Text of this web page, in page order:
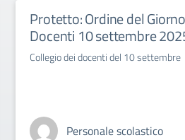
Protetto: Ordine del
Docenti 10 settembre
Collegio dei docenti del 10 settembre
Personale scolastico